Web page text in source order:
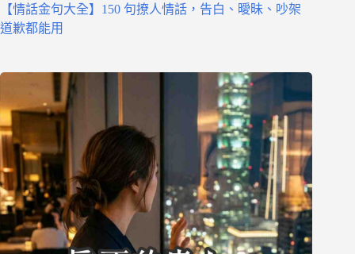
【情話金句大全】150 句撩人情話，告白、曖昧、吵架
道歉都能用